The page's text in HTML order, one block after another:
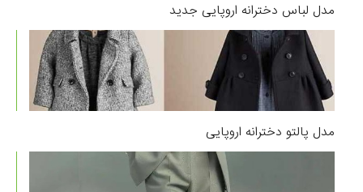
مدل لباس دخترانه اروپایی جدید
مدل پالتو دخترانه اروپایی